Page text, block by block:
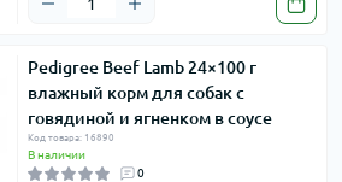
Pedigree Beef Lamb 24×100 г
влажный корм для собак с
говядиной и ягненком в соусе
Код товара: 16890
В наличии
0